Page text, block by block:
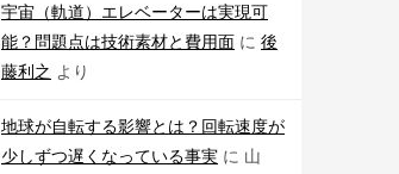
宇宙（軌道）エレベーターは実現可
能？問題点は技術素材と費用面 に 後
藤利之 より
地球が自転する影響とは？回転速度が
少しずつ遅くなっている事実 に 山